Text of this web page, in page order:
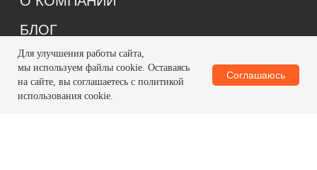
Для улучшения работы сайта,
мы используем файлы cookie. Оставаясь
на сайте, вы соглашаетесь с политикой
использования cookie.
Соглашаюсь